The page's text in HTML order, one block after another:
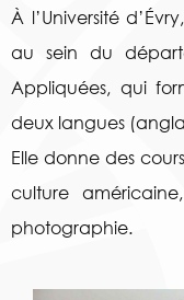
À l’Université
au sein du
Appliquées, qui
deux langues
Elle donne des
culture
photographie.